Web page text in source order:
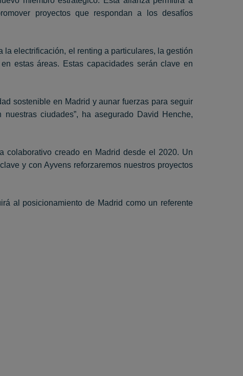
proyectos que respondan a los desafíos
electrificación, el renting a particulares, la gestión
estas áreas. Estas capacidades serán clave en
sostenible en Madrid y aunar fuerzas para seguir
ciudades”, ha asegurado David Henche,
colaborativo creado en Madrid desde el 2020. Un
y con Ayvens reforzaremos nuestros proyectos
al posicionamiento de Madrid como un referente